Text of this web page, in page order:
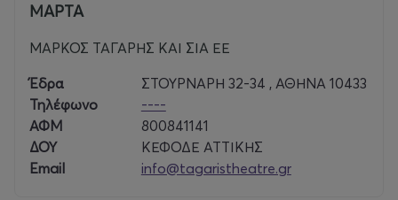
ΜΑΡΤΑ
ΜΑΡΚΟΣ ΤΑΓΑΡΗΣ ΚΑΙ ΣΙΑ ΕΕ
Έδρα
ΣΤΟΥΡΝΑΡΗ 32-34 , ΑΘΗΝΑ 10433
Τηλέφωνο
----
ΑΦΜ
800841141
ΔΟΥ
ΚΕΦΟΔΕ ΑΤΤΙΚΗΣ
Email
info@tagaristheatre.gr